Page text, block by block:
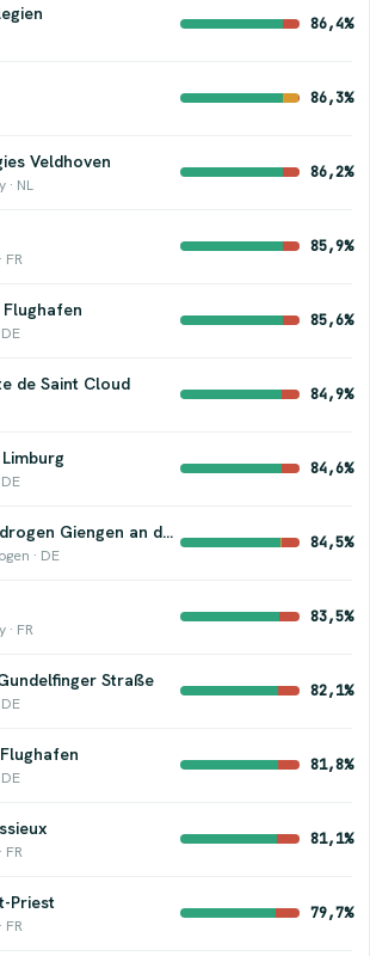
86,4%
86,3%
Veldhoven
· NL
86,2%
FR
85,9%
85,6%
de Saint Cloud
84,9%
84,6%
Tyczka Hydrogen Giengen an der Brenz
· DE
84,5%
· FR
83,5%
Straße
82,1%
81,8%
FR
81,1%
Priest
FR
79,7%